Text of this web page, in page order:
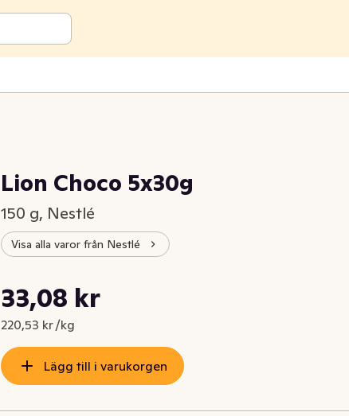
Lion Choco 5x30g
150 g, Nestlé
Visa alla varor från Nestlé
Nuvarande pris är: 33,08 kr
33,08 kr
220,53 kr /kg
Styckpris: 220,53 kr /kg
Lägg till i varukorgen